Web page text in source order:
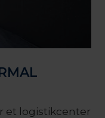
et logistikcenter